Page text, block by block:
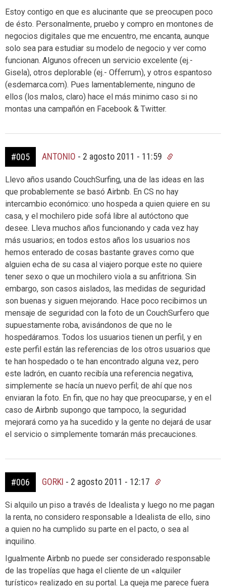
Estoy contigo en que es alucinante que se preocupen poco
de ésto. Personalmente, pruebo y compro en montones de
negocios digitales que me encuentro, me encanta, aunque
solo sea para estudiar su modelo de negocio y ver como
funcionan. Algunos ofrecen un servicio excelente (ej.-
Gisela), otros deplorable (ej.- Offerrum), y otros espantoso
(esdemarca.com). Pues lamentablemente, ninguno de
ellos (los malos, claro) hace el más minimo caso si no
montas una campañón en Facebook & Twitter.
#005 ANTONIO - 2 agosto 2011 - 11:59
Llevo años usando CouchSurfing, una de las ideas en las
que probablemente se basó Airbnb. En CS no hay
intercambio económico: uno hospeda a quien quiere en su
casa, y el mochilero pide sofá libre al autóctono que
desee. Lleva muchos años funcionando y cada vez hay
más usuarios; en todos estos años los usuarios nos
hemos enterado de cosas bastante graves como que
alguien echa de su casa al viajero porque este no quiere
tener sexo o que un mochilero viola a su anfitriona. Sin
embargo, son casos aislados, las medidas de seguridad
son buenas y siguen mejorando. Hace poco recibimos un
mensaje de seguridad con la foto de un CouchSurfero que
supuestamente roba, avisándonos de que no le
hospedáramos. Todos los usuarios tienen un perfil, y en
este perfil están las referencias de los otros usuarios que
te han hospedado o te han encontrado alguna vez, pero
este ladrón, en cuanto recibía una referencia negativa,
simplemente se hacía un nuevo perfil; de ahí que nos
enviaran la foto. En fin, que no hay que preocuparse, y en el
caso de Airbnb supongo que tampoco, la seguridad
mejorará como ya ha sucedido y la gente no dejará de usar
el servicio o simplemente tomarán más precauciones.
#006 GORKI - 2 agosto 2011 - 12:17
Si alquilo un piso a través de Idealista y luego no me pagan
la renta, no considero responsable a Idealista de ello, sino
a quien no ha cumplido su parte en el pacto, o sea al
inquilino.
Igualmente Airbnb no puede ser considerado responsable
de las tropelías que haga el cliente de un «alquiler
turístico» realizado en su portal. La queja me parece fuera